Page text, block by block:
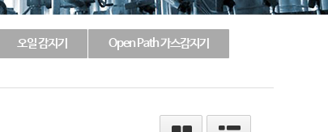
오일 감지기 Open Path 가스감지기